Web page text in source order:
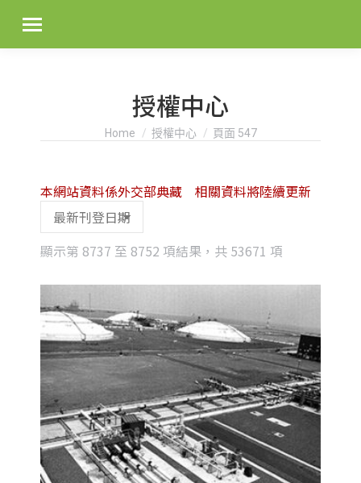
授權中心
You are here:
Home 授權中心 頁面 547
顯示第 8737 至 8752 項結果，共 53671 項
latest
本網站資料係外交部典藏 相關資料將陸續更新